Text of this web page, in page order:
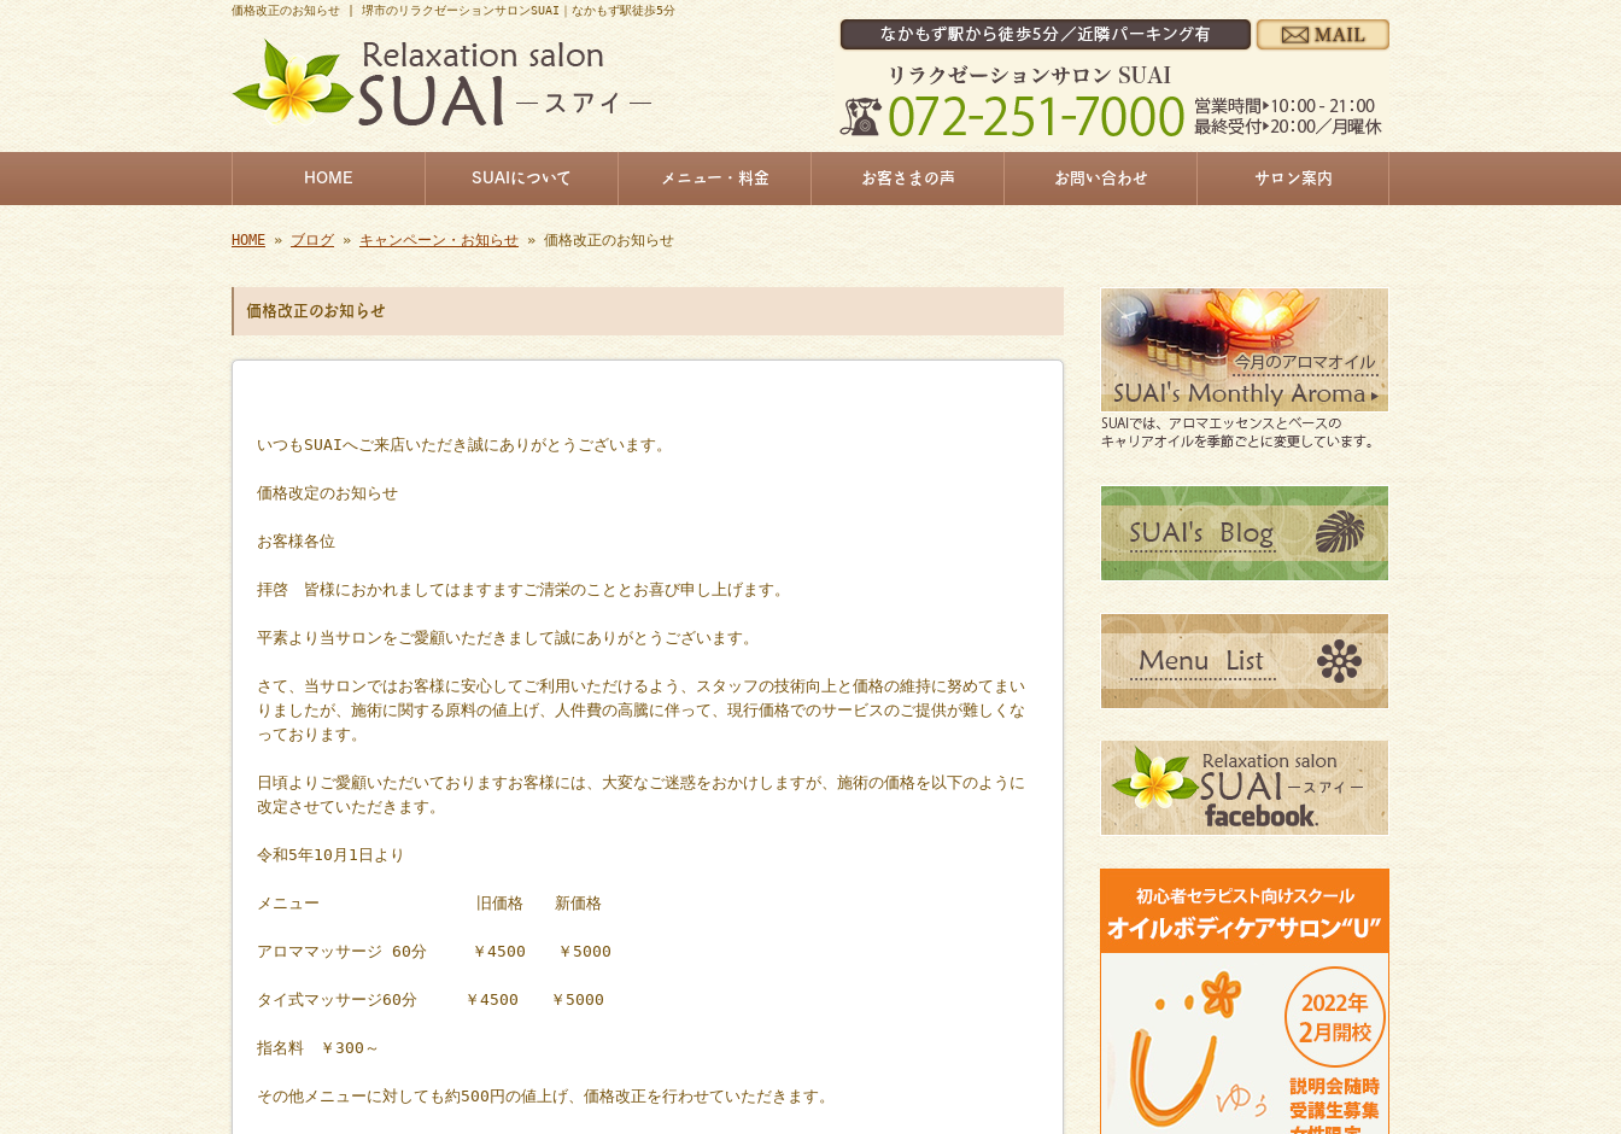
価格改正のお知らせ | 堺市のリラクゼーションサロンSUAI｜なかもず駅徒歩5分
HOME SUAIについて メニュー・料金 お客さまの声 お問い合わせ サロン案内
HOME »ブログ » キャンペーン・お知らせ » 価格改正のお知らせ
価格改正のお知らせ
いつもSUAIへご来店いただき誠にありがとうございます。
価格改定のお知らせ
お客様各位
拝啓 皆様におかれましてはますますご清栄のこととお喜び申し上げます。
平素より当サロンをご愛顧いただきまして誠にありがとうございます。
さて、当サロンではお客様に安心してご利用いただけるよう、スタッフの技術向上と価格の維持に努めてまい
りましたが、施術に関する原料の値上げ、人件費の高騰に伴って、現行価格でのサービスのご提供が難しくな
っております。
日頃よりご愛顧いただいておりますお客様には、大変なご迷惑をおかけしますが、施術の価格を以下のように
改定させていただきます。
令和5年10月1日より
メニュー 旧価格 新価格
アロママッサージ 60分 ￥4500 ￥5000
タイ式マッサージ60分 ￥4500 ￥5000
指名料 ￥300～
その他メニューに対しても約500円の値上げ、価格改正を行わせていただきます。